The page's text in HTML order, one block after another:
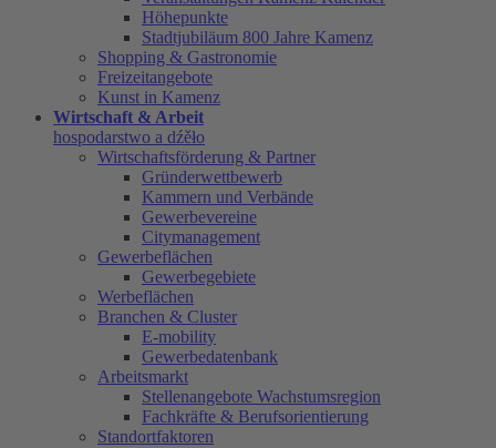
Höhepunkte
Stadtjubiläum 800 Jahre Kamenz
Shopping & Gastronomie
Freizeitangebote
Kunst in Kamenz
Wirtschaft & Arbeit
hospodarstwo a dźěło
Wirtschaftsförderung & Partner
Gründerwettbewerb
Kammern und Verbände
Gewerbevereine
Citymanagement
Gewerbeflächen
Gewerbegebiete
Werbeflächen
Branchen & Cluster
E-mobility
Gewerbedatenbank
Arbeitsmarkt
Stellenangebote Wachstumsregion
Fachkräfte & Berufsorientierung
Standortfaktoren